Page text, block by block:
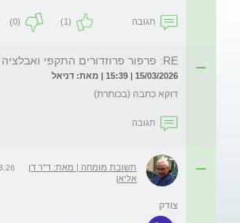
תגובה (1)
(0)
RE: פרפור פרוזדורים התקפי ואבלציה (לת)
15/03/2026 | 15:39 | מאת: דניאל
דוקא כתבה (בכותרת)
תגובה
תשובת מומחה | מאת: ד"ר דן
אליאן
13:02
צודק